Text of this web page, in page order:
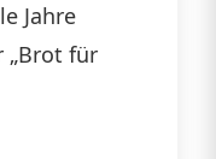
Jahre
„Brot für